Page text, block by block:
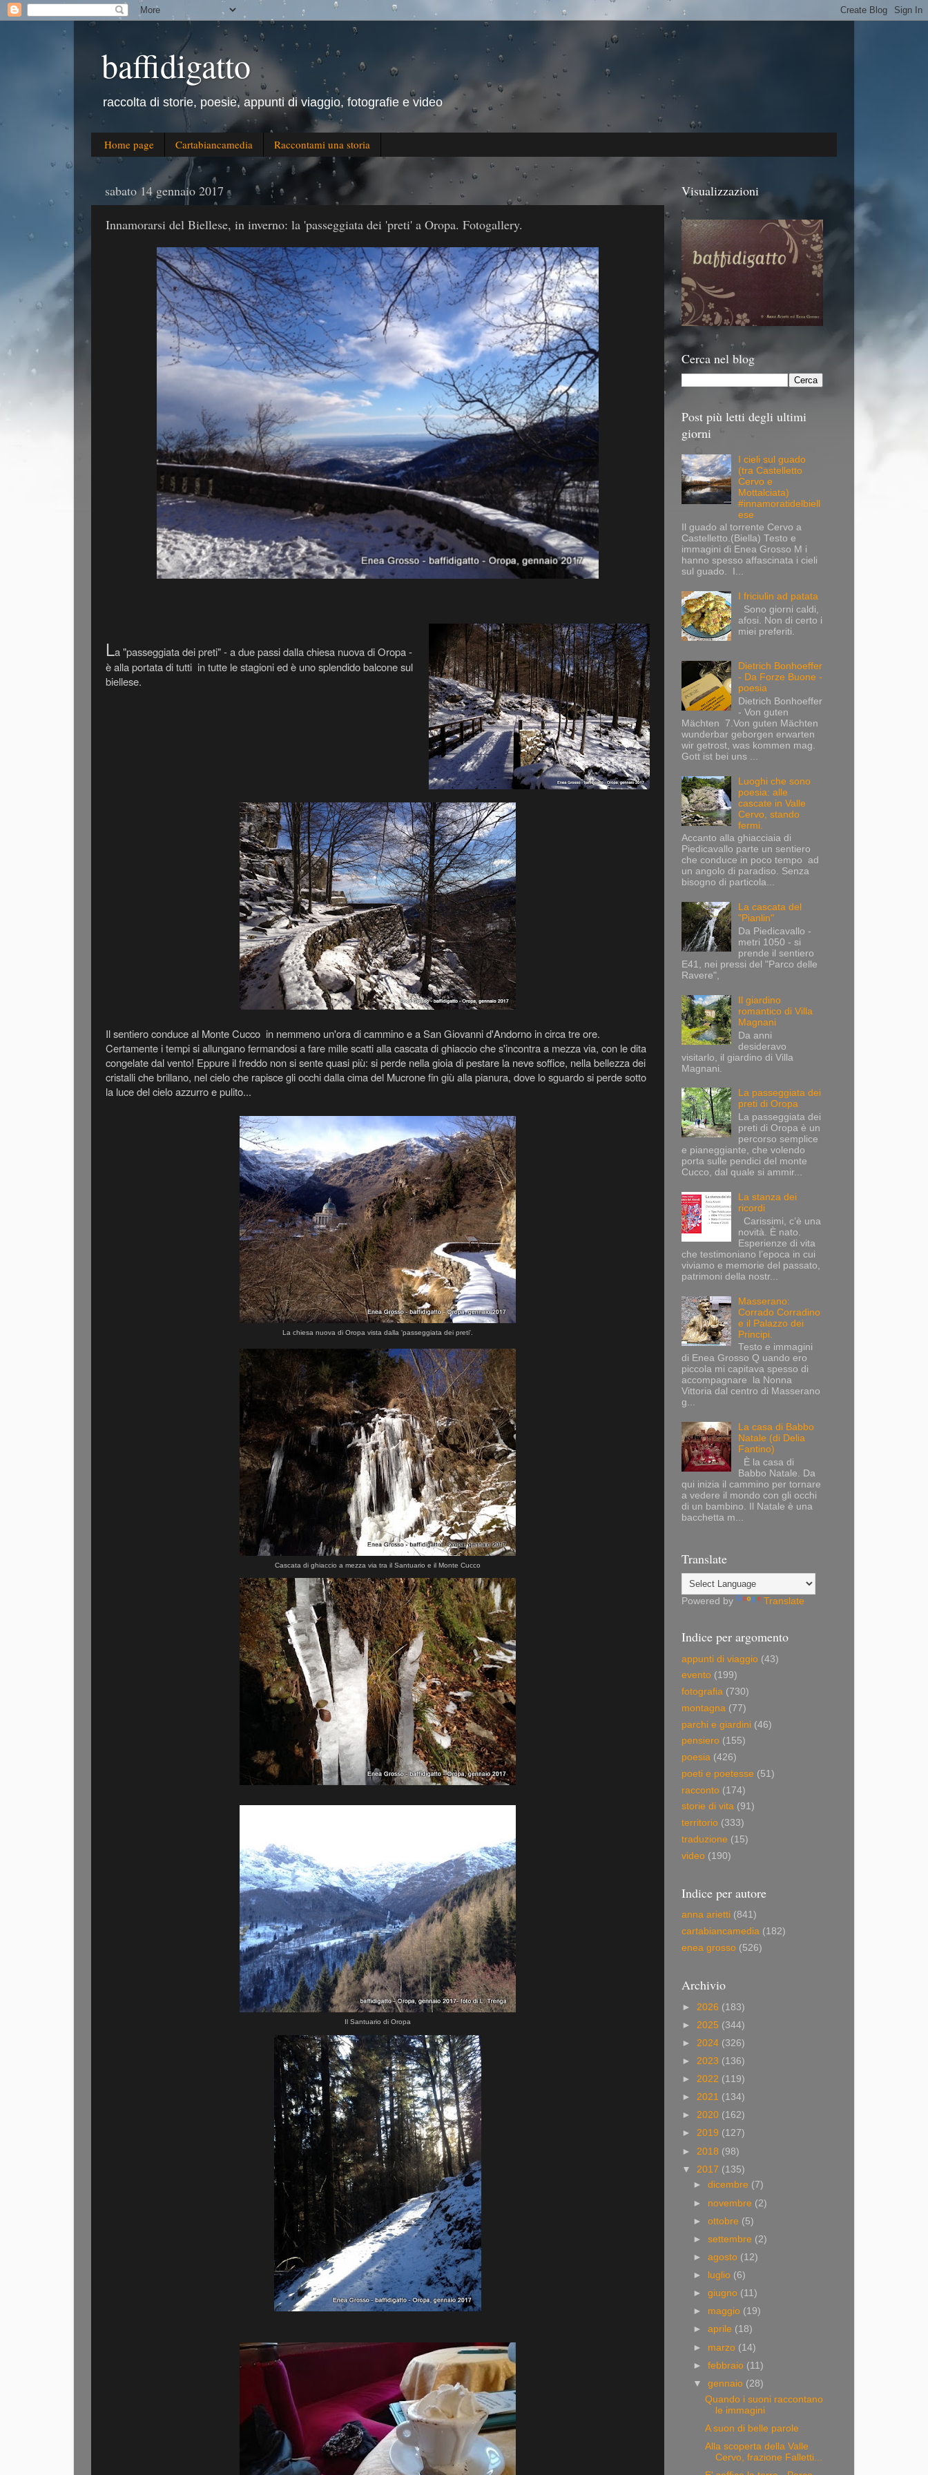
baffidigatto
raccolta di storie, poesie, appunti di viaggio, fotografie e video
Home page Cartabiancamedia Raccontami una storia
sabato 14 gennaio 2017
Innamorarsi del Biellese, in inverno: la 'passeggiata dei 'preti' a Oropa. Fotogallery.
La "passeggiata dei preti" - a due passi dalla chiesa nuova di Oropa -
è alla portata di tutti in tutte le stagioni ed è uno splendido balcone sul
biellese.
Il sentiero conduce al Monte Cucco in nemmeno un'ora di cammino e a San Giovanni d'Andorno in circa tre ore.
Certamente i tempi si allungano fermandosi a fare mille scatti alla cascata di ghiaccio che s'incontra a mezza via, con le dita
congelate dal vento! Eppure il freddo non si sente quasi più: si perde nella gioia di pestare la neve soffice, nella bellezza dei
cristalli che brillano, nel cielo che rapisce gli occhi dalla cima del Mucrone fin giù alla pianura, dove lo sguardo si perde sotto
la luce del cielo azzurro e pulito...
La chiesa nuova di Oropa vista dalla 'passeggiata dei preti'.
Cascata di ghiaccio a mezza via tra il Santuario e il Monte Cucco
Il Santuario di Oropa
Visualizzazioni
Cerca nel blog
Post più letti degli ultimi
giorni
I cieli sul guado
(tra Castelletto
Cervo e
Mottalciata)
#innamoratidelbiell
ese
Il guado al torrente Cervo a
Castelletto.(Biella) Testo e
immagini di Enea Grosso M i
hanno spesso affascinata i cieli
sul guado. I...
I friciulin ad patata
Sono giorni caldi,
afosi. Non di certo i
miei preferiti.
Dietrich Bonhoeffer
- Da Forze Buone -
poesia
Dietrich Bonhoeffer
- Von guten
Mächten 7.Von guten Mächten
wunderbar geborgen erwarten
wir getrost, was kommen mag.
Gott ist bei uns ...
Luoghi che sono
poesia: alle
cascate in Valle
Cervo, stando
fermi.
Accanto alla ghiacciaia di
Piedicavallo parte un sentiero
che conduce in poco tempo ad
un angolo di paradiso. Senza
bisogno di particola...
La cascata del
"Pianlin"
Da Piedicavallo -
metri 1050 - si
prende il sentiero
E41, nei pressi del "Parco delle
Ravere",
Il giardino
romantico di Villa
Magnani
Da anni
desideravo
visitarlo, il giardino di Villa
Magnani.
La passeggiata dei
preti di Oropa
La passeggiata dei
preti di Oropa è un
percorso semplice
e pianeggiante, che volendo
porta sulle pendici del monte
Cucco, dal quale si ammir...
La stanza dei
ricordi
Carissimi, c’è una
novità. È nato.
Esperienze di vita
che testimoniano l’epoca in cui
viviamo e memorie del passato,
patrimoni della nostr...
Masserano:
Corrado Corradino
e il Palazzo dei
Principi.
Testo e immagini
di Enea Grosso Q uando ero
piccola mi capitava spesso di
accompagnare la Nonna
Vittoria dal centro di Masserano
g...
La casa di Babbo
Natale (di Delia
Fantino)
È la casa di
Babbo Natale. Da
qui inizia il cammino per tornare
a vedere il mondo con gli occhi
di un bambino. Il Natale è una
bacchetta m...
Translate
Powered by Translate
Indice per argomento
appunti di viaggio (43)
evento (199)
fotografia (730)
montagna (77)
parchi e giardini (46)
pensiero (155)
poesia (426)
poeti e poetesse (51)
racconto (174)
storie di vita (91)
territorio (333)
traduzione (15)
video (190)
Indice per autore
anna arietti (841)
cartabiancamedia (182)
enea grosso (526)
Archivio
► 2026 (183)
► 2025 (344)
► 2024 (326)
► 2023 (136)
► 2022 (119)
► 2021 (134)
► 2020 (162)
► 2019 (127)
► 2018 (98)
▼ 2017 (135)
►dicembre (7)
► novembre (2)
►ottobre (5)
►settembre (2)
►agosto (12)
►
luglio (6)
►giugno (11)
► maggio (19)
►aprile (18)
► marzo (14)
►febbraio (11)
▼gennaio (28)
Quando i suoni raccontano
le immagini
A suon di belle parole
Alla scoperta della Valle
Cervo, frazione Falletti...